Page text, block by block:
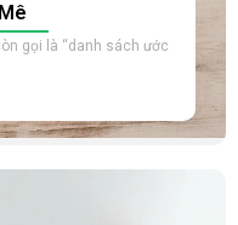
gọi là “danh sách ước